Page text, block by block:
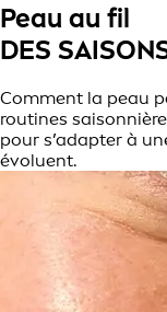
Peau au fil
DES
Comment la peau
routines
pour s’adapter à
évoluent.